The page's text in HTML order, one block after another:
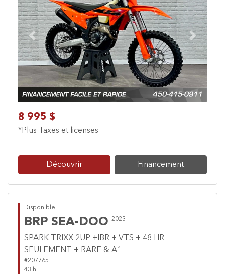
Previous Next
8 995 $
*Plus Taxes et licenses
Découvrir Financement
Disponible
BRP SEA-DOO 2023
SPARK TRIXX 2UP +IBR + VTS + 48 HR
SEULEMENT + RARE & A1
#207765
43 h